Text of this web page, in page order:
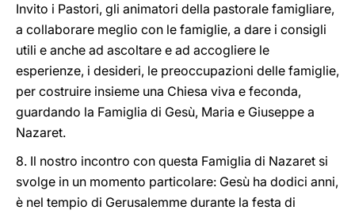
Invito i Pastori, gli animatori della pastorale famigliare,
a collaborare meglio con le famiglie, a dare i consigli
utili e anche ad ascoltare e ad accogliere le
esperienze, i desideri, le preoccupazioni delle famiglie,
per costruire insieme una Chiesa viva e feconda,
guardando la Famiglia di Gesù, Maria e Giuseppe a
Nazaret.
8. Il nostro incontro con questa Famiglia di Nazaret si
svolge in un momento particolare: Gesù ha dodici anni,
è nel tempio di Gerusalemme durante la festa di